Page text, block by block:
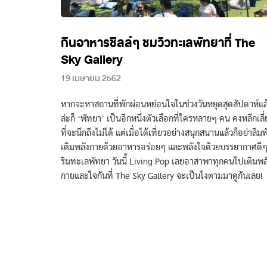
กินอาหารชิลล์ๆ ชมวิวทะเลพัทยาที่ The
Sky Gallery
19 เมษายน 2562
หากจะหาสถานที่พักผ่อนหย่อนใจในช่วงวันหยุดสุดสัปดาห์แ
ล่ะก็ ‘พัทยา’ เป็นอีกหนึ่งตัวเลือกที่ใครหลายๆ คน คงหลีกเลี่
ที่จะนึกถึงไม่ได้ แต่เมื่อได้เที่ยวอย่างสนุกสนานแล้วก็อย่าลืม
เติมพลังกายด้วยอาหารอร่อยๆ และพลังใจด้วยบรรยากาศดีๆ
ริมทะเลพัทยา วันนี้ Living Pop เลยอาสาพาทุกคนไปเติมพ
กายและใจกันที่ The Sky Gallery จะเป็นไงตามมาดูกันเลย!